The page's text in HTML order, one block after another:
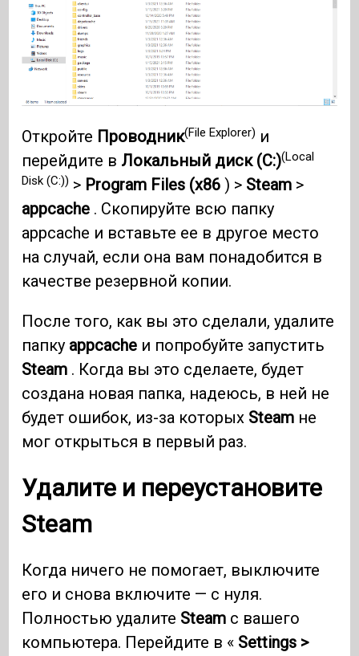
Откройте Проводник(File Explorer) и
перейдите в Локальный диск (C:)(Local
Disk (C:)) > Program Files (x86 ) > Steam >
appcache . Скопируйте всю папку
appcache и вставьте ее в другое место
на случай, если она вам понадобится в
качестве резервной копии.
После того, как вы это сделали, удалите
папку appcache и попробуйте запустить
Steam . Когда вы это сделаете, будет
создана новая папка, надеюсь, в ней не
будет ошибок, из-за которых Steam не
мог открыться в первый раз.
Удалите и переустановите
Steam
Когда ничего не помогает, выключите
его и снова включите — с нуля.
Полностью удалите Steam с вашего
компьютера. Перейдите в « Settings >